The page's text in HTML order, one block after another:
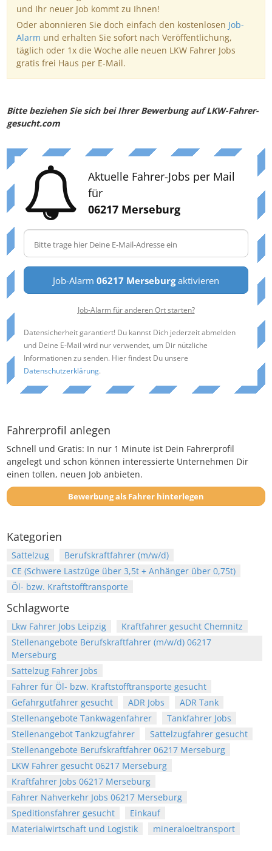
und Ihr neuer Job kommt zu Ihnen!
Oder abonnieren Sie doch einfach den kostenlosen Job-
Alarm und erhalten Sie sofort nach Veröffentlichung,
täglich oder 1x die Woche alle neuen LKW Fahrer Jobs
gratis frei Haus per E-Mail.
Bitte beziehen Sie sich bei Ihrer Bewerbung auf LKW-Fahrer-
gesucht.com
Aktuelle Fahrer-Jobs per Mail
für
06217 Merseburg
Job-Alarm 06217 Merseburgaktivieren
Job-Alarm für anderen Ort starten?
Datensicherheit garantiert! Du kannst Dich jederzeit abmelden
und Deine E-Mail wird nur verwendet, um Dir nützliche
Informationen zu senden. Hier findest Du unsere
Datenschutzerklärung.
Fahrerprofil anlegen
Schnell und Gratis: In nur 1 Minute ist Dein Fahrerprofil
angelegt und schon können interessierte Unternehmen Dir
einen tollen, neuen Job anbieten.
Bewerbung als Fahrer hinterlegen
Kategorien
Sattelzug
Berufskraftfahrer (m/w/d)
CE (Schwere Lastzüge über 3,5t + Anhänger über 0,75t)
Öl- bzw. Kraftstofftransporte
Schlagworte
Lkw Fahrer Jobs Leipzig
Kraftfahrer gesucht Chemnitz
Stellenangebote Berufskraftfahrer (m/w/d) 06217
Merseburg
Sattelzug Fahrer Jobs
Fahrer für Öl- bzw. Kraftstofftransporte gesucht
Gefahrgutfahrer gesucht
ADR Jobs
ADR Tank
Stellenangebote Tankwagenfahrer
Tankfahrer Jobs
Stellenangebot Tankzugfahrer
Sattelzugfahrer gesucht
Stellenangebote Berufskraftfahrer 06217 Merseburg
LKW Fahrer gesucht 06217 Merseburg
Kraftfahrer Jobs 06217 Merseburg
Fahrer Nahverkehr Jobs 06217 Merseburg
Speditionsfahrer gesucht
Einkauf
Materialwirtschaft und Logistik
mineraloeltransport